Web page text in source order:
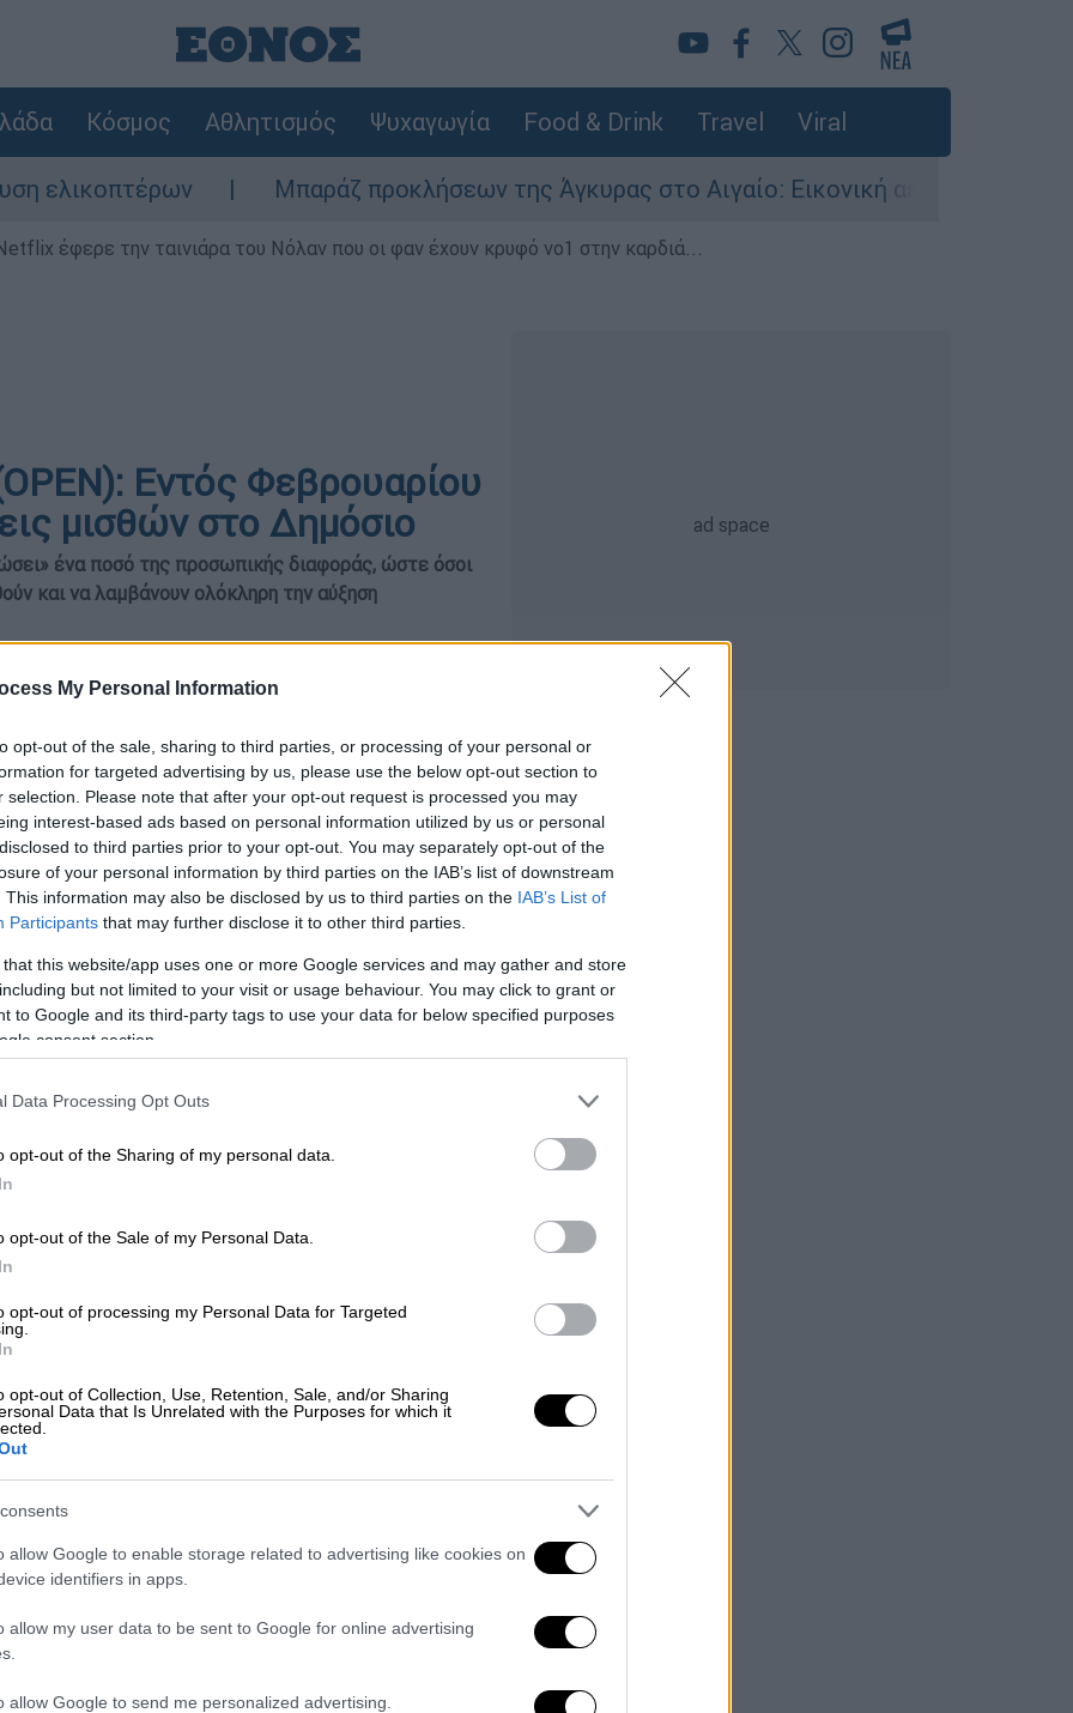
My Personal Information
opt-out of the sale, sharing to third parties, or processing of your personal or
for targeted advertising by us, please use the below opt-out section to
selection. Please note that after your opt-out request is processed you may
interest-based ads based on personal information utilized by us or personal
to third parties prior to your opt-out. You may separately opt-out of the
of your personal information by third parties on the IAB’s list of downstream
This information may also be disclosed by us to third parties on the IAB’s List of
Participants that may further disclose it to other third parties.
that this website/app uses one or more Google services and may gather and store
but not limited to your visit or usage behaviour. You may click to grant or
to Google and its third-party tags to use your data for below specified purposes
consent section.
Data Processing Opt Outs
opt-out of the Sharing of my personal data.
opt-out of the Sale of my Personal Data.
opt-out of processing my Personal Data for Targeted
opt-out of Collection, Use, Retention, Sale, and/or Sharing
Data that Is Unrelated with the Purposes for which it
allow Google to enable storage related to advertising like cookies on
identifiers in apps.
allow my user data to be sent to Google for online advertising
allow Google to send me personalized advertising.
Κόσμος Αθλητισμός Ψυχαγωγία Food & Drink Travel Viral
Μπαράζ προκλήσεων της Άγκυρας στο Αιγαίο: Εικονική αερομαχία ανάμεσα
έφερε την ταινιάρα του Νόλαν που οι φαν έχουν κρυφό νο1 στην καρδιά...
Εντός Φεβρουαρίου
μισθών στο Δημόσιο
ένα ποσό της προσωπικής διαφοράς, ώστε όσοι
και να λαμβάνουν ολόκληρη την αύξηση
το ΕΘΝΟΣ στη Google
Οικονομικώντην ρύθμιση για τις
υπαλλήλωνμε προσωπική διαφορά. Αυτό
Up του
Όμηρος Τσάπαλος.
«ραβασάκια» του 2025 - Οι